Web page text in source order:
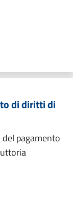
di diritti di
pagamento